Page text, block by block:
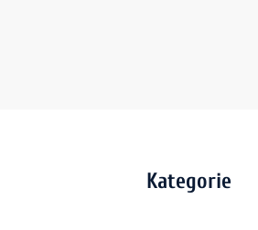
Kategorie